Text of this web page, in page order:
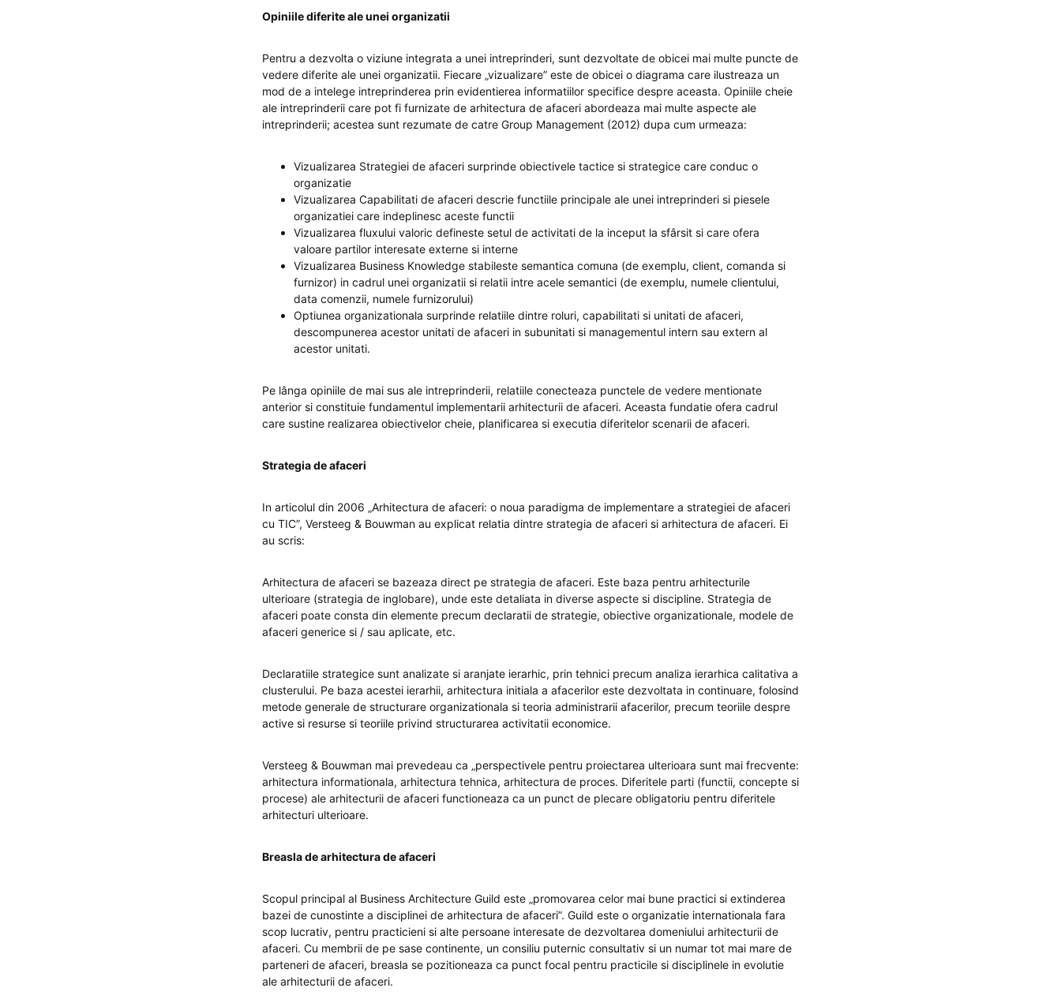
Opiniile diferite ale unei organizatii
Pentru a dezvolta o viziune integrata a unei intreprinderi, sunt dezvoltate de obicei mai multe puncte de
vedere diferite ale unei organizatii. Fiecare „vizualizare” este de obicei o diagrama care ilustreaza un
mod de a intelege intreprinderea prin evidentierea informatiilor specifice despre aceasta. Opiniile cheie
ale intreprinderii care pot fi furnizate de arhitectura de afaceri abordeaza mai multe aspecte ale
intreprinderii; acestea sunt rezumate de catre Group Management (2012) dupa cum urmeaza:
Vizualizarea Strategiei de afaceri surprinde obiectivele tactice si strategice care conduc o
organizatie
Vizualizarea Capabilitati de afaceri descrie functiile principale ale unei intreprinderi si piesele
organizatiei care indeplinesc aceste functii
Vizualizarea fluxului valoric defineste setul de activitati de la inceput la sfârsit si care ofera
valoare partilor interesate externe si interne
Vizualizarea Business Knowledge stabileste semantica comuna (de exemplu, client, comanda si
furnizor) in cadrul unei organizatii si relatii intre acele semantici (de exemplu, numele clientului,
data comenzii, numele furnizorului)
Optiunea organizationala surprinde relatiile dintre roluri, capabilitati si unitati de afaceri,
descompunerea acestor unitati de afaceri in subunitati si managementul intern sau extern al
acestor unitati.
Pe lânga opiniile de mai sus ale intreprinderii, relatiile conecteaza punctele de vedere mentionate
anterior si constituie fundamentul implementarii arhitecturii de afaceri. Aceasta fundatie ofera cadrul
care sustine realizarea obiectivelor cheie, planificarea si executia diferitelor scenarii de afaceri.
Strategia de afaceri
In articolul din 2006 „Arhitectura de afaceri: o noua paradigma de implementare a strategiei de afaceri
cu TIC”, Versteeg & Bouwman au explicat relatia dintre strategia de afaceri si arhitectura de afaceri. Ei
au scris:
Arhitectura de afaceri se bazeaza direct pe strategia de afaceri. Este baza pentru arhitecturile
ulterioare (strategia de inglobare), unde este detaliata in diverse aspecte si discipline. Strategia de
afaceri poate consta din elemente precum declaratii de strategie, obiective organizationale, modele de
afaceri generice si / sau aplicate, etc.
Declaratiile strategice sunt analizate si aranjate ierarhic, prin tehnici precum analiza ierarhica calitativa a
clusterului. Pe baza acestei ierarhii, arhitectura initiala a afacerilor este dezvoltata in continuare, folosind
metode generale de structurare organizationala si teoria administrarii afacerilor, precum teoriile despre
active si resurse si teoriile privind structurarea activitatii economice.
Versteeg & Bouwman mai prevedeau ca „perspectivele pentru proiectarea ulterioara sunt mai frecvente:
arhitectura informationala, arhitectura tehnica, arhitectura de proces. Diferitele parti (functii, concepte si
procese) ale arhitecturii de afaceri functioneaza ca un punct de plecare obligatoriu pentru diferitele
arhitecturi ulterioare.
Breasla de arhitectura de afaceri
Scopul principal al Business Architecture Guild este „promovarea celor mai bune practici si extinderea
bazei de cunostinte a disciplinei de arhitectura de afaceri”. Guild este o organizatie internationala fara
scop lucrativ, pentru practicieni si alte persoane interesate de dezvoltarea domeniului arhitecturii de
afaceri. Cu membrii de pe sase continente, un consiliu puternic consultativ si un numar tot mai mare de
parteneri de afaceri, breasla se pozitioneaza ca punct focal pentru practicile si disciplinele in evolutie
ale arhitecturii de afaceri.